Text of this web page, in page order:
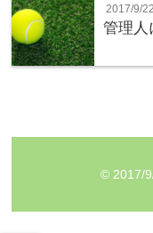
2017/9/22
管理人
© 2017/